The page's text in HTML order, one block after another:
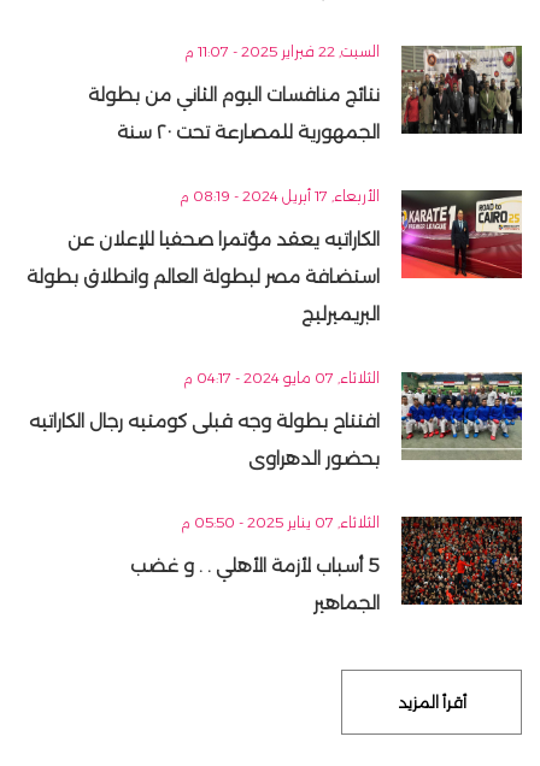
السبت, 22 فبراير 2025 - 11:07 م
نتائج منافسات اليوم الثاني من بطولة
الجمهورية للمصارعة تحت ٢٠ سنة
الأربعاء, 17 أبريل 2024 - 08:19 م
الكاراتيه يعقد مؤتمرا صحفيا للإعلان عن
استضافة مصر لبطولة العالم وانطلاق بطولة
البريميرليج
الثلاثاء, 07 مايو 2024 - 04:17 م
افتتاح بطولة وجه قبلى كومتيه رجال الكاراتيه
بحضور الدهراوى
الثلاثاء, 07 يناير 2025 - 05:50 م
5 أسباب لأزمة الأهلي . . و غضب
الجماهير
أقرأ المزيد